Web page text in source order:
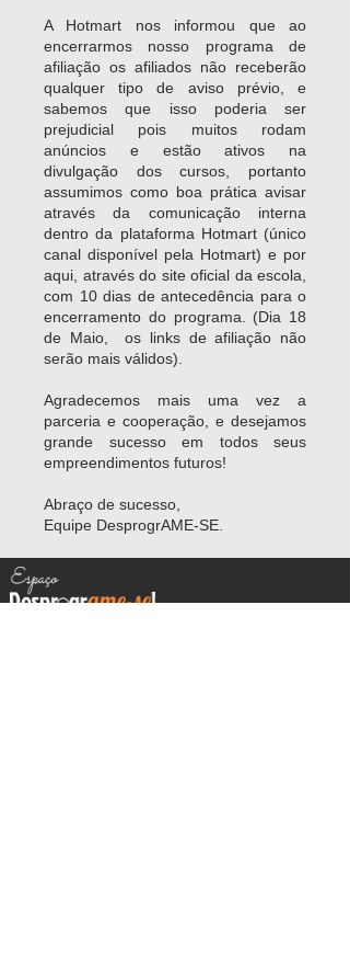
A Hotmart nos informou que ao
encerrarmos nosso programa de
afiliação os afiliados não receberão
qualquer tipo de aviso prévio, e
sabemos que isso poderia ser
prejudicial pois muitos rodam
anúncios e estão ativos na
divulgação dos cursos, portanto
assumimos como boa prática avisar
através da comunicação interna
dentro da plataforma Hotmart (único
canal disponível pela Hotmart) e por
aqui, através do site oficial da escola,
com 10 dias de antecedência para o
encerramento do programa. (Dia 18
de Maio, os links de afiliação não
serão mais válidos).
Agradecemos mais uma vez a
parceria e cooperação, e desejamos
grande sucesso em todos seus
empreendimentos futuros!
Abraço de sucesso,
Equipe DesprogrAME-SE.